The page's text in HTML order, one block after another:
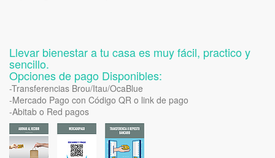
Llevar bienestar a tu casa es muy fácil, practico y
sencillo.
Opciones de pago Disponibles:
-Transferencias Brou/Itau/OcaBlue
-Mercado Pago con Código QR o link de pago
-Abitab o Red pagos